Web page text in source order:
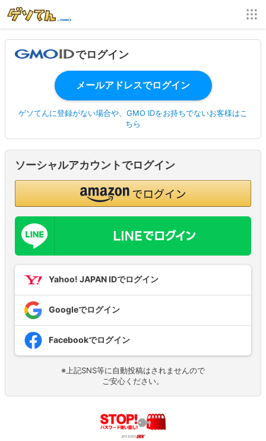
でログイン
ゲソてんに登録がない場合や、GMO IDをお持ちでないお客様はこ
ちら
ソーシャルアカウントでログイン
Yahoo! JAPAN IDでログイン
Googleでログイン
Facebookでログイン
※上記SNS等に自動投稿はされませんので
ご安心ください。